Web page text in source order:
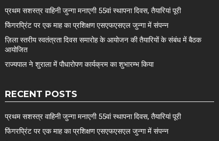
प्रथम सशस्त्र वाहिनी जुन्गा मनाएगी 55वां स्थापना दिवस, तैयारियां पूरी
फिंगरप्रिंट पर एक माह का प्रशिक्षण एसएफएसएल जुन्गा में संपन्न
ज़िला स्तरीय स्वतंत्रता दिवस समारोह के आयोजन की तैयारियों के संबंध में बैठक
आयोजित
राज्यपाल ने शुराला में पौधारोपण कार्यक्रम का शुभारम्भ किया
RECENT POSTS
प्रथम सशस्त्र वाहिनी जुन्गा मनाएगी 55वां स्थापना दिवस, तैयारियां पूरी
फिंगरप्रिंट पर एक माह का प्रशिक्षण एसएफएसएल जुन्गा में संपन्न